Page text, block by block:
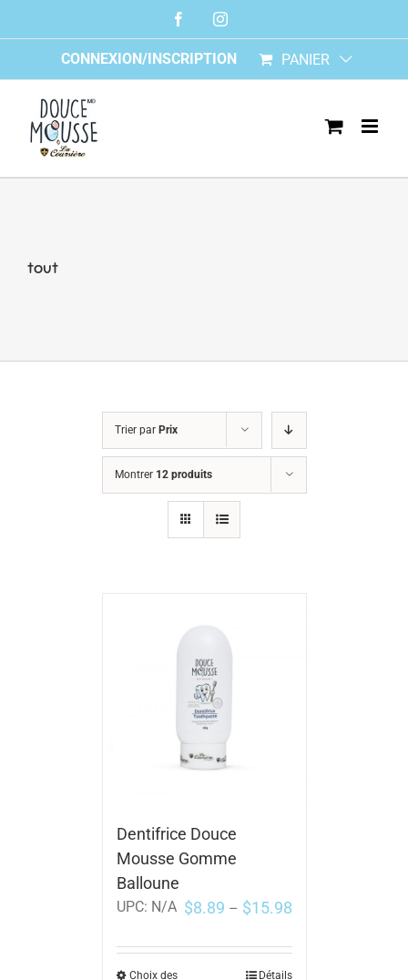
FacebookInstagram
CONNEXION/INSCRIPTION PANIER
tout
Trier par Prix
Montrer 12 produits
Dentifrice Douce
Mousse Gomme
Balloune
UPC: N/A $8.89 – $15.98
Choix des
Détails